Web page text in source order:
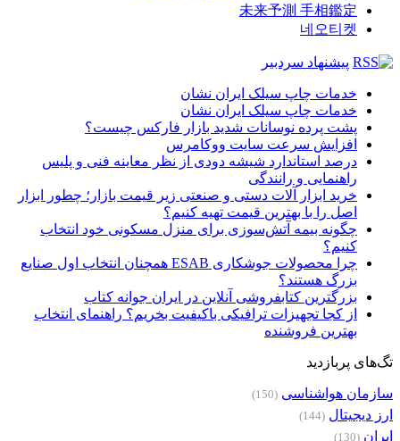
未来予測 手相鑑定
네오티켓
پیشنهاد سردبیر
خدمات چاپ سیلک ایران نشان
خدمات چاپ سیلک ایران نشان
پشت پرده نوسانات شدید بازار فارکس چیست؟
افزایش سرعت سایت ووکامرس
درصد استاندارد شیشه دودی از نظر معاینه فنی و پلیس
راهنمایی و رانندگی
خرید ابزار آلات دستی و صنعتی زیر قیمت بازار؛ چطور ابزار
اصل را با بهترین قیمت تهیه کنیم؟
چگونه بیمه آتش‌سوزی برای منزل مسکونی خود انتخاب
کنیم؟
چرا محصولات جوشکاری ESAB همچنان انتخاب اول صنایع
بزرگ هستند؟
بزرگترین کتابفروشی آنلاین در ایران جوانه کتاب
از کجا تجهیزات ترافیکی باکیفیت بخریم؟ راهنمای انتخاب
بهترین فروشنده
تگ‌های پربازدید
سازمان هواشناسی (150)
ارز دیجیتال (144)
ایران (130)